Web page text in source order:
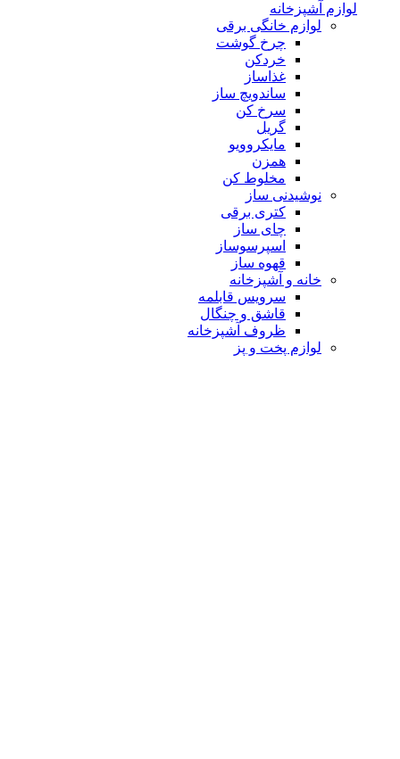
لوازم آشپزخانه
لوازم خانگی برقی
چرخ گوشت
خردکن
غذاساز
ساندویچ ساز
سرخ کن
گریل
مایکروویو
همزن
مخلوط کن
نوشیدنی ساز
کتری برقی
چای ساز
اسپرسوساز
قهوه ساز
خانه و آشپزخانه
سرویس قابلمه
قاشق و چنگال
ظروف آشپزخانه
لوازم پخت و پز